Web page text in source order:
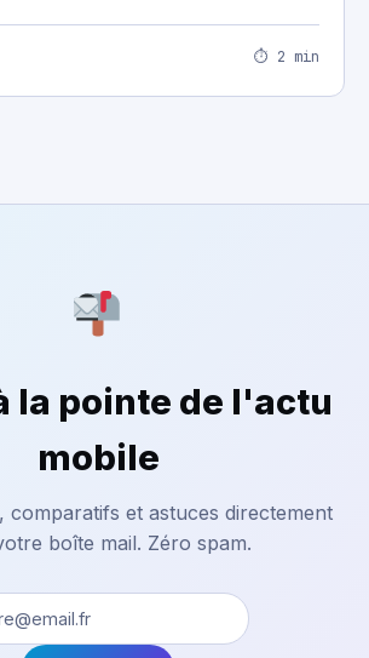
⏱ 2 min
la pointe de l'actu
mobile
comparatifs et astuces directement
boîte mail. Zéro spam.